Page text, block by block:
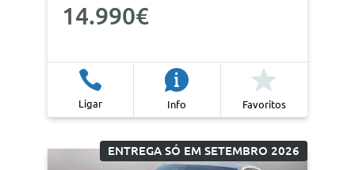
14.990€
Ligar Info Favoritos
ENTREGA SÓ EM SETEMBRO 2026